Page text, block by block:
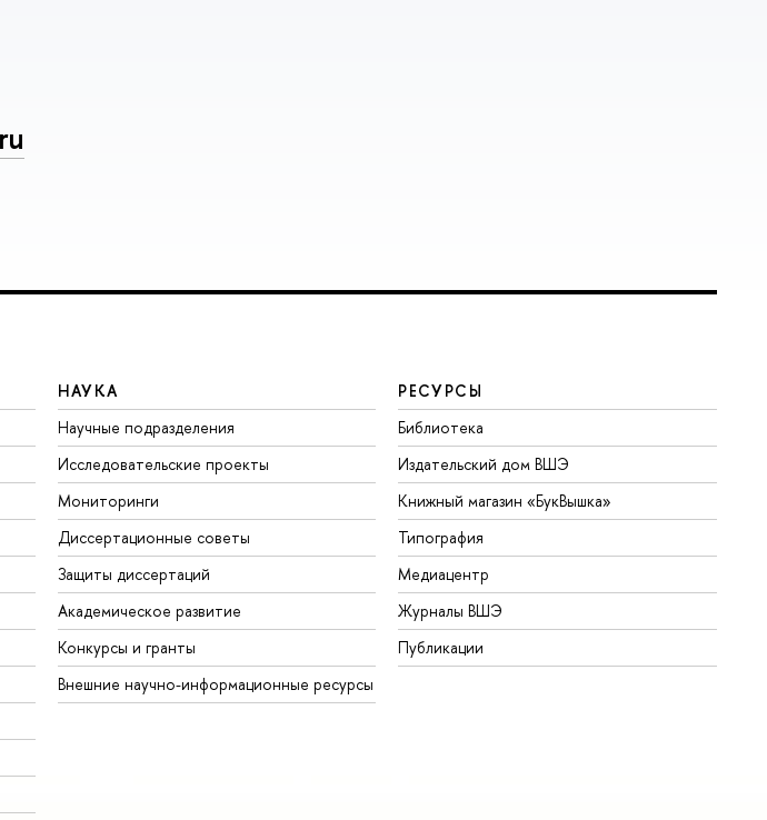
НАУКА
Научные подразделения
Исследовательские проекты
Мониторинги
Диссертационные советы
Защиты диссертаций
Академическое развитие
Конкурсы и гранты
Внешние научно-информационные ресурсы
РЕСУРСЫ
Библиотека
Издательский дом ВШЭ
Книжный магазин «БукВышка»
Типография
Медиацентр
Журналы ВШЭ
Публикации